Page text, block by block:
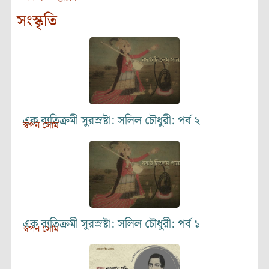
সংস্কৃতি
এক ব্যতিক্রমী সুরস্রষ্টা: সলিল চৌধুরী: পর্ব ২
স্বপন সোম
এক ব্যতিক্রমী সুরস্রষ্টা: সলিল চৌধুরী: পর্ব ১
স্বপন সোম